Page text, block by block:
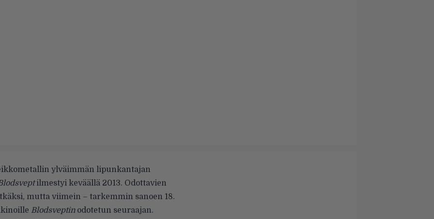
ylväimmän lipunkantajan
ilmestyi keväällä 2013. Odottavien
mutta viimein – tarkemmin sanoen 18.
Blodsveptinodotetun seuraajan.